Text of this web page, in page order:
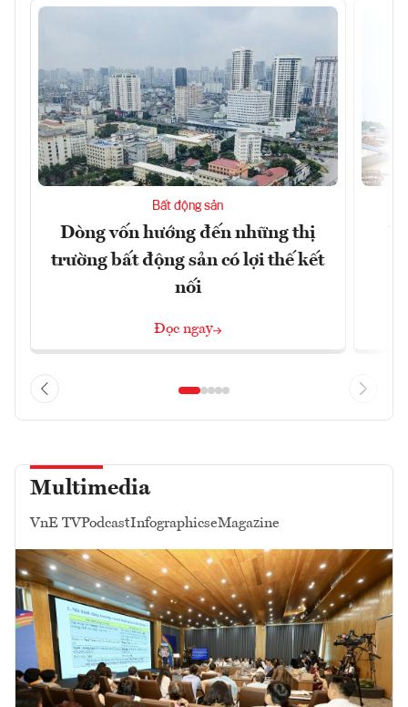
Bất động sản
Dòng vốn hướng đến những thị
trường bất động sản có lợi thế kết
nối
Đọc ngay
Multimedia
VnE TVPodcastInfographicseMagazine